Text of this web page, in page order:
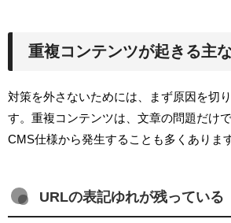
重複コンテンツが起きる主
対策を外さないためには、まず原因を切
す。重複コンテンツは、文章の問題だけ
CMS仕様から発生することも多くありま
URLの表記ゆれが残っている